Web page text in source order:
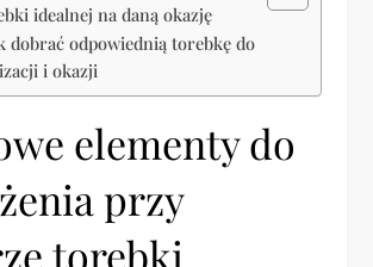
idealnej na daną okazję
dobrać odpowiednią torebkę do
i okazji
elementy do
przy
torebki